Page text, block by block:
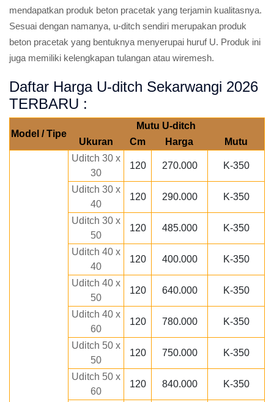
mendapatkan produk beton pracetak yang terjamin kualitasnya.
Sesuai dengan namanya, u-ditch sendiri merupakan produk
beton pracetak yang bentuknya menyerupai huruf U. Produk ini
juga memiliki kelengkapan tulangan atau wiremesh.
Daftar Harga U-ditch Sekarwangi 2026
TERBARU :
Model / Tipe
Mutu U-ditch
Ukuran
Cm Harga Mutu
Uditch 30 x
30
120 270.000 K-350
Uditch 30 x
40
120 290.000 K-350
Uditch 30 x
50
120 485.000 K-350
Uditch 40 x
40
120 400.000 K-350
Uditch 40 x
50
120 640.000 K-350
Uditch 40 x
60
120 780.000 K-350
Uditch 50 x
50
120 750.000 K-350
Uditch 50 x
60
120 840.000 K-350